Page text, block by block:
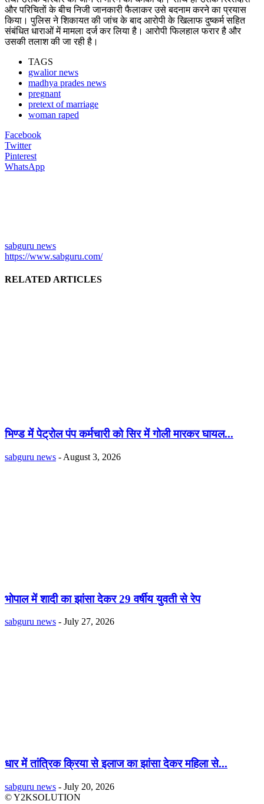
और परिचितों के बीच निजी जानकारी फैलाकर उसे बदनाम करने का प्रयास
किया। पुलिस ने शिकायत की जांच के बाद आरोपी के खिलाफ दुष्कर्म सहित
संबंधित धाराओं में मामला दर्ज कर लिया है। आरोपी फिलहाल फरार है और
उसकी तलाश की जा रही है।
TAGS
gwalior news
madhya prades news
pregnant
pretext of marriage
woman raped
Facebook
Twitter
Pinterest
WhatsApp
sabguru news
https://www.sabguru.com/
RELATED ARTICLES
भिण्ड में पेट्रोल पंप कर्मचारी को सिर में गोली मारकर घायल...
sabguru news - August 3, 2026
भोपाल में शादी का झांसा देकर 29 वर्षीय युवती से रेप
sabguru news - July 27, 2026
धार में तांत्रिक क्रिया से इलाज का झांसा देकर महिला से...
sabguru news - July 20, 2026
© Y2KSOLUTION